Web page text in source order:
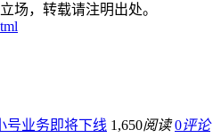
场，转载请注明出处。
号业务即将下线 1,650阅读 0评论